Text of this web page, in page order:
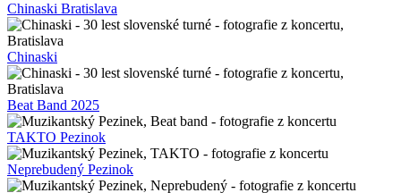
Chinaski Bratislava
Chinaski
Beat Band 2025
TAKTO Pezinok
Neprebudený Pezinok